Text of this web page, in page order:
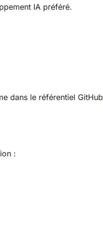
IA préféré.
dans le référentiel GitHub
: